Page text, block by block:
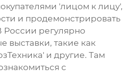
'лицом к лицу',
и продемонстрировать
регулярно
выставки, такие как
и другие. Там
с